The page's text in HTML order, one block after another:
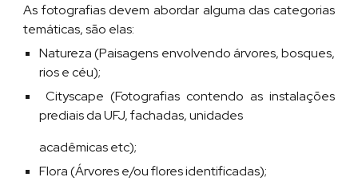
As fotografias devem abordar alguma das categorias
temáticas, são elas:
Natureza (Paisagens envolvendo árvores, bosques,
rios e céu);
Cityscape (Fotografias contendo as instalações
prediais da UFJ, fachadas, unidades
acadêmicas etc);
Flora (Árvores e/ou flores identificadas);